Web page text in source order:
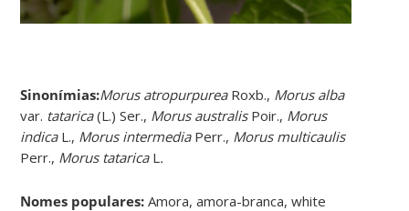
Sinonímias:Morus atropurpureaRoxb., Morus alba
var. tatarica(L.) Ser., Morus australisPoir., Morus
indicaL., Morus intermediaPerr., Morus multicaulis
Perr., Morus tataricaL .
Nomes populares:Amora, amora-branca, white